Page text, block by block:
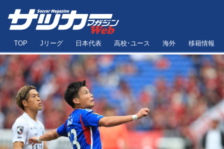
TOP Jリーグ 日本代表 高校･ユース 海外 移籍情報